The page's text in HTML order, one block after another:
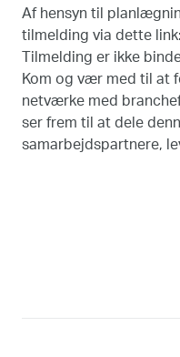
Af hensyn til
tilmelding via dette link:
Tilmelding er ikke
Kom og vær med til at
netværke med
ser frem til at dele
samarbejdspartnere,